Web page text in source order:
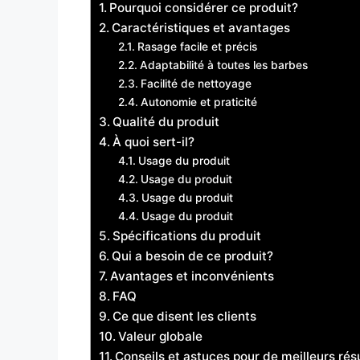
Pourquoi considérer ce produit?
Caractéristiques et avantages
Rasage facile et précis
Adaptabilité à toutes les barbes
Facilité de nettoyage
Autonomie et praticité
Qualité du produit
À quoi sert-il?
Usage du produit
Usage du produit
Usage du produit
Usage du produit
Spécifications du produit
Qui a besoin de ce produit?
Avantages et inconvénients
FAQ
Ce que disent les clients
Valeur globale
Conseils et astuces pour de meilleurs